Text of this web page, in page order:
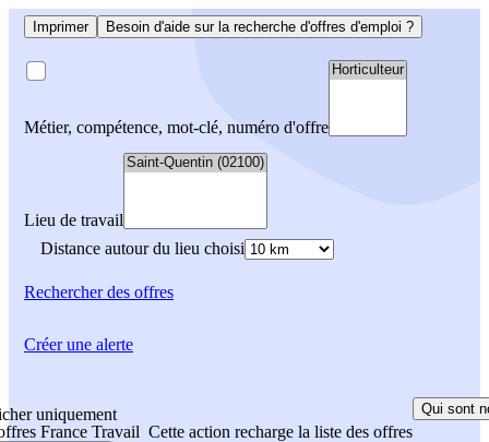
Imprimer Besoin d'aide sur la recherche d'offres d'emploi ?
Métier, compétence, mot-clé, numéro d'offre
Lieu de travail
Distance autour du lieu choisi
Rechercherdes offres
uniquement
France Travail Cette action recharge la liste des offres
Qui sont
Créer une alerte